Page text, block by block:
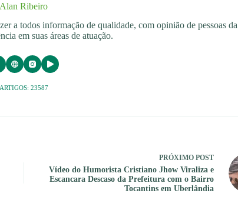
Alan Ribeiro
a todos informação de qualidade, com opinião de pessoas da
em suas áreas de atuação.
ARTIGOS: 23587
PRÓXIMO POST
Vídeo do Humorista Cristiano Jhow Viraliza e
Escancara Descaso da Prefeitura com o Bairro
Tocantins em Uberlândia